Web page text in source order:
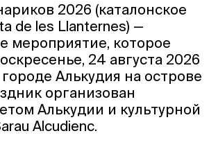
2026 (каталонское
de les Llanternes) —
мероприятие, которое
24 августа 2026
городе Алькудия на острове
организован
Алькудии и культурной
Alcudienc.